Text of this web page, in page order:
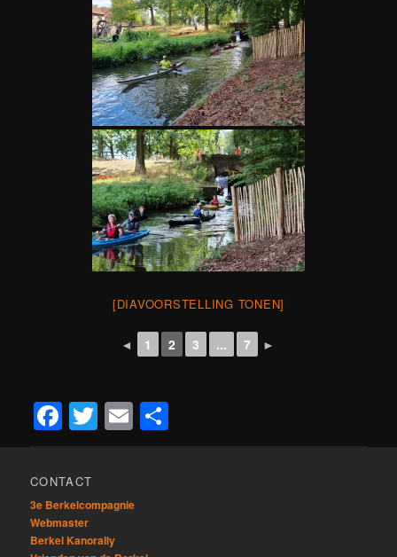
[DIAVOORSTELLING TONEN]
◄ 1 2 3 ... 7 ►
Facebook
Twitter
Email
CONTACT
3e Berkelcompagnie
Webmaster
Berkel Kanorally